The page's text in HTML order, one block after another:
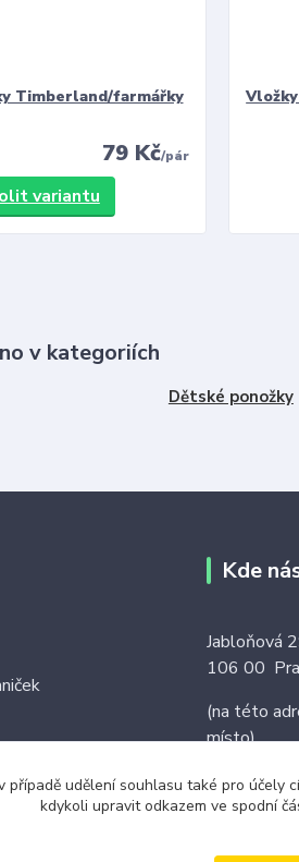
Timberland/farmářky
79 Kč/pár
variantu
v kategoriích
Dětské ponožky
Kde
Jabloňová
106 00
(na této
místo)
udělení souhlasu také pro
kdykoli upravit odkazem ve spodní